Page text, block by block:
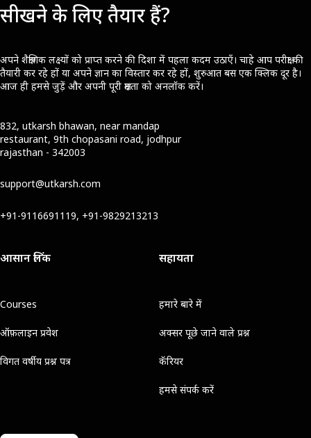
सीखने के लिए तैयार हैं?
अपने शैक्षणिक लक्ष्यों को प्राप्त करने की दिशा में पहला कदम उठाएँ। चाहे आप परीक्षा की
तैयारी कर रहे हों या अपने ज्ञान का विस्तार कर रहे हों, शुरुआत बस एक क्लिक दूर है।
आज ही हमसे जुड़ें और अपनी पूरी क्षमता को अनलॉक करें।
832, utkarsh bhawan, near mandap
restaurant, 9th chopasani road, jodhpur
rajasthan - 342003
support@utkarsh.com
+91-9116691119, +91-9829213213
आसान लिंक
Courses
ऑफ़लाइन प्रवेश
विगत वर्षीय प्रश्न पत्र
सहायता
हमारे बारे में
अक्सर पूछे जाने वाले प्रश्न
कॅरियर
हमसे संपर्क करें